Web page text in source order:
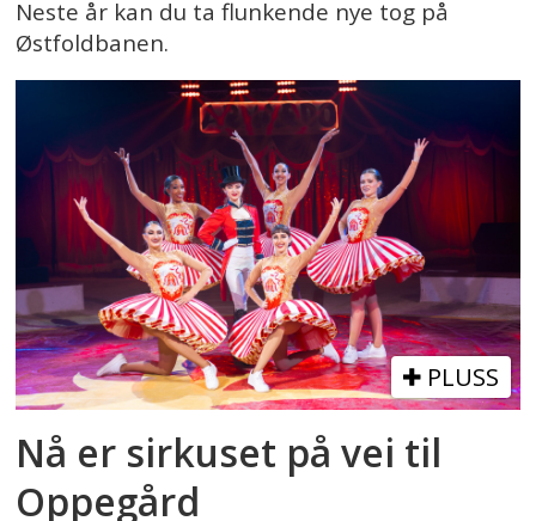
Neste år kan du ta flunkende nye tog på
Østfoldbanen.
PLUSS
Nå er sirkuset på vei til
Oppegård